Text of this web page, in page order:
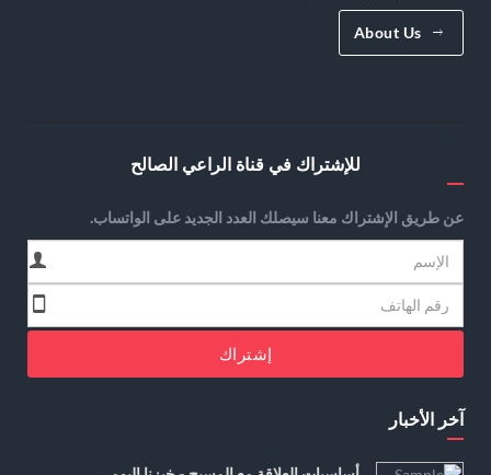
About Us
للإشتراك في قناة الراعي الصالح
عن طريق الإشتراك معنا سيصلك العدد الجديد على الواتساب.
إشتراك
آخر الأخبار